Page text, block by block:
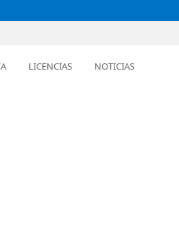
LICENCIAS NOTICIAS